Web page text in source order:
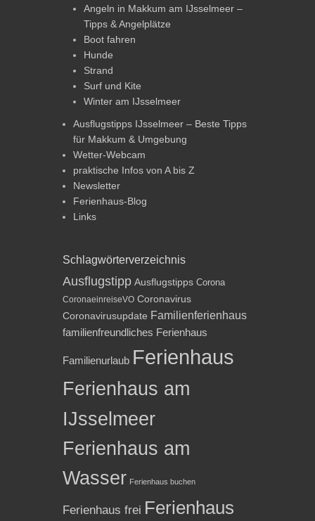
Angeln in Makkum am IJsselmeer –
Tipps & Angelplätze
Boot fahren
Hunde
Strand
Surf und Kite
Winter am IJsselmeer
Ausflugstipps IJsselmeer – Beste Tipps
für Makkum & Umgebung
Wetter-Webcam
praktische Infos von A bis Z
Newsletter
Ferienhaus-Blog
Links
Schlagwörterverzeichnis
Ausflugstipp Ausflugstipps Corona
CoronaeinreiseVO Coronavirus
Coronavirusupdate Familienferienhaus
familienfreundliches Ferienhaus
Familienurlaub Ferienhaus
Ferienhaus am
IJsselmeer
Ferienhaus am
Wasser Ferienhaus buchen
Ferienhaus frei Ferienhaus